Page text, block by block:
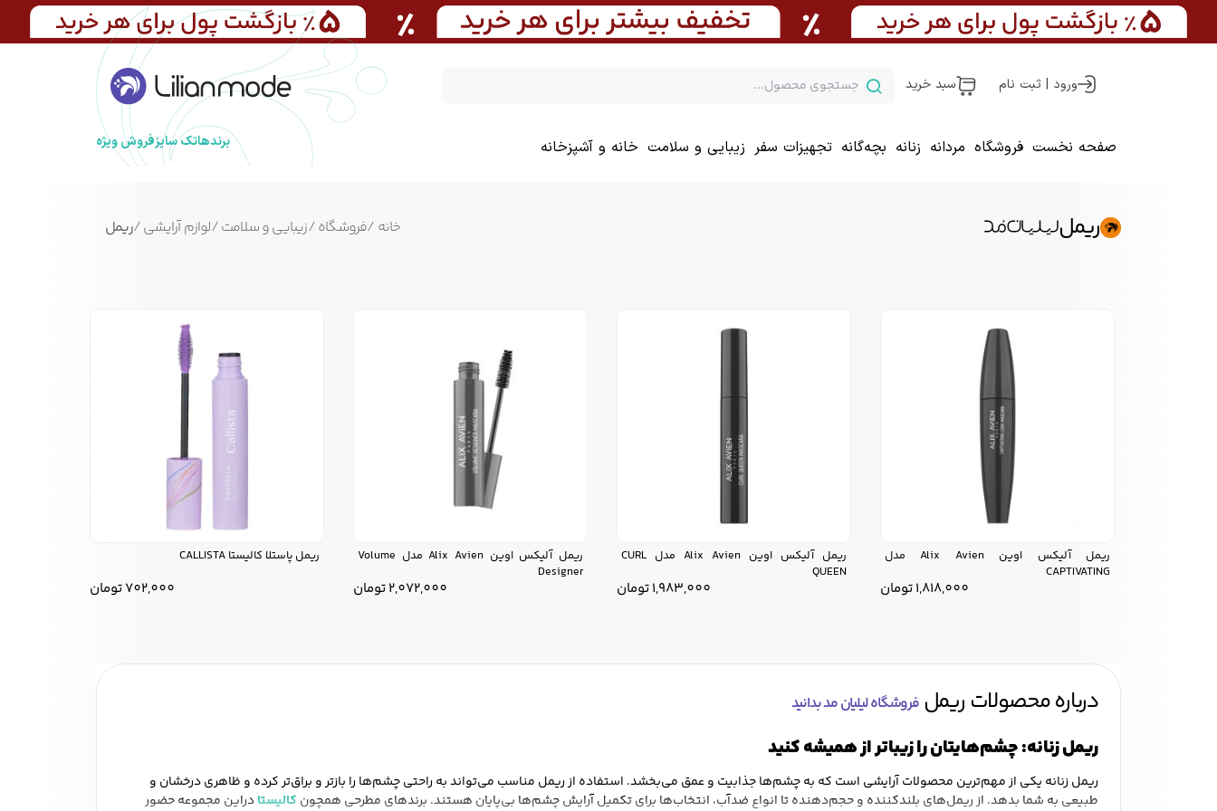
سبد خرید ورود | ثبت نام
صفحه نخست فروشگاه مردانه زنانه بچه‌گانه تجهیزات سفر زیبایی و سلامت خانه و آشپزخانه برندهاتک سایزفروش ویژه
ریمل خانه /فروشگاه/زیبایی و سلامت/لوازم آرایشی/ریمل
ریمل آلیکس اوین Alix Avien مدل
CAPTIVATING
1,818,000تومان
ریمل آلیکس اوین Alix Avien مدل CURL
QUEEN
1,983,000تومان
ریمل آلیکس اوین Alix Avien مدل Volume
Designer
2,072,000تومان
ریمل پاستلا کالیستا CALLISTA
702,000تومان
درباره محصولات ریملفروشگاه لیلیان مد بدانید
ریمل زنانه: چشم‌هایتان را زیباتر از همیشه کنید
ریمل زنانه یکی از مهم‌ترین محصولات آرایشی است که به چشم‌ها جذابیت و عمق می‌بخشد. استفاده از ریمل مناسب می‌تواند به راحتی چشم‌ها را بازتر و براق‌تر کرده و ظاهری درخشان و
طبیعی به شما بدهد. از ریمل‌های بلندکننده و حجم‌دهنده تا انواع ضدآب، انتخاب‌ها برای تکمیل آرایش چشم‌ها بی‌پایان هستند. برندهای مطرحی همچون کالیستادراین مجموعه حضور